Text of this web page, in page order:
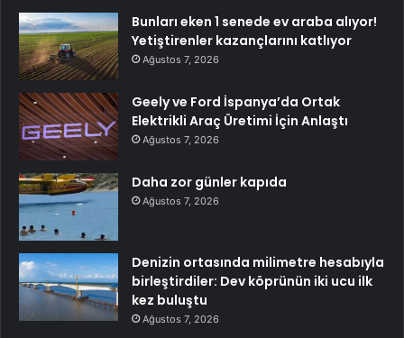
Bunları eken 1 senede ev araba alıyor!
Yetiştirenler kazançlarını katlıyor
Ağustos 7, 2026
Geely ve Ford İspanya’da Ortak
Elektrikli Araç Üretimi İçin Anlaştı
Ağustos 7, 2026
Daha zor günler kapıda
Ağustos 7, 2026
Denizin ortasında milimetre hesabıyla
birleştirdiler: Dev köprünün iki ucu ilk
kez buluştu
Ağustos 7, 2026